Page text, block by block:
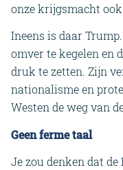
onze krijgsmacht
Ineens is daar
omver te kegelen en
druk te zetten. Zijn
nationalisme en
Westen de weg van
Geen ferme taal
Je zou denken dat